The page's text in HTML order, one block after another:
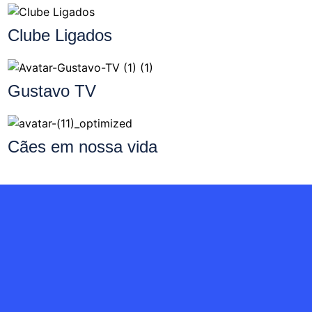
Clube Ligados
Gustavo TV
Cães em nossa vida